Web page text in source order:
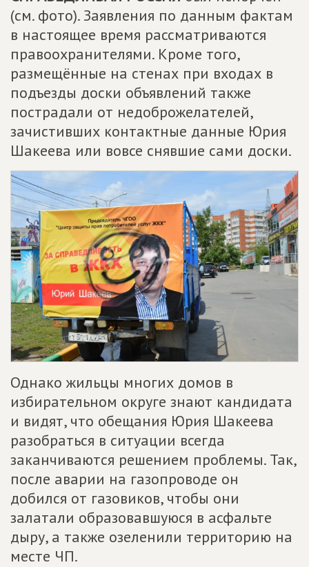
(см. фото). Заявления по данным фактам
в настоящее время рассматриваются
правоохранителями. Кроме того,
размещённые на стенах при входах в
подъезды доски объявлений также
пострадали от недоброжелателей,
зачистивших контактные данные Юрия
Шакеева или вовсе снявшие сами доски.
Однако жильцы многих домов в
избирательном округе знают кандидата
и видят, что обещания Юрия Шакеева
разобраться в ситуации всегда
заканчиваются решением проблемы. Так,
после аварии на газопроводе он
добился от газовиков, чтобы они
залатали образовавшуюся в асфальте
дыру, а также озеленили территорию на
месте ЧП.